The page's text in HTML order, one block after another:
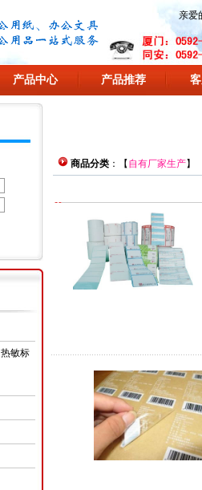
亲爱
产品中心 产品推荐
热敏标
商品分类：【 自有厂家生产】